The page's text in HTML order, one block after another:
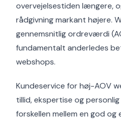
overvejelsestiden længere,
rådgivning markant højere.
gennemsnitlig ordreværdi
fundamentalt anderledes
webshops.
Kundeservice for høj-AOV
tillid, ekspertise og
forskellen mellem en god og